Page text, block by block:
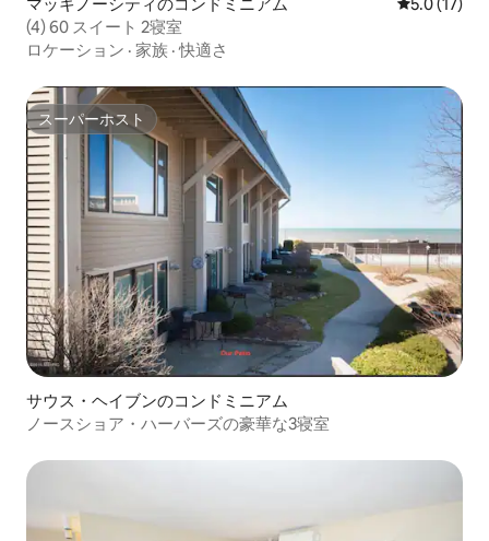
(4) 60 スイート 2寝室
ロケーション · 家族 ·快適さ
スーパーホスト
スーパーホスト
サウス・ヘイブンのコンドミニアム
ノースショア・ハーバーズの豪華な3寝室